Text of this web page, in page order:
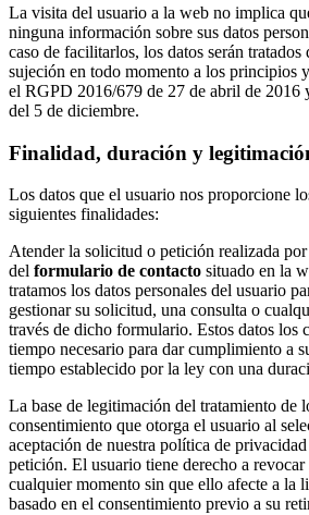
La visita del usuario a la web no implica
ninguna información sobre sus datos
caso de facilitarlos, los datos serán
sujeción en todo momento a los principios
el RGPD 2016/679 de 27 de abril de
del 5 de diciembre.
Finalidad, duración y
Los datos que el usuario nos proporcione
siguientes finalidades:
Atender la solicitud o petición realizada
del formulario de contacto situado en la
tratamos los datos personales del usuario
gestionar su solicitud, una consulta o
través de dicho formulario. Estos datos los
tiempo necesario para dar cumplimiento a
tiempo establecido por la ley con una
La base de legitimación del tratamiento de
consentimiento que otorga el usuario al
aceptación de nuestra política de
petición. El usuario tiene derecho a
cualquier momento sin que ello afecte a la
basado en el consentimiento previo a su